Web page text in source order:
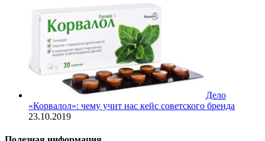
Дело
«Корвалол»: чему учит нас кейс советского бренда
23.10.2019